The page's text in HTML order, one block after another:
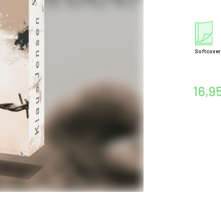
Softcover